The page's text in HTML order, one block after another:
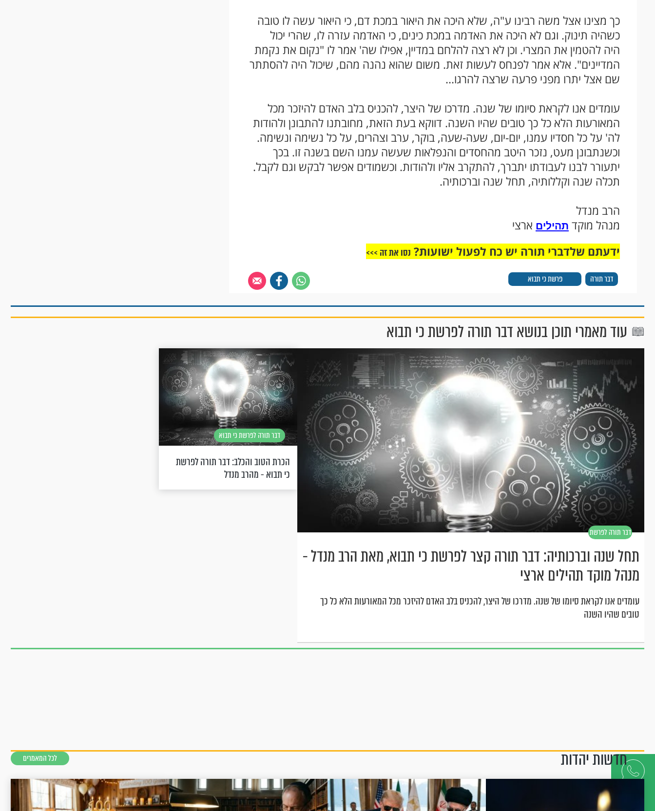
כך מצינו אצל משה רבינו ע"ה, שלא היכה את היאור במכת דם, כי היאור עשה לו טובה
כשהיה תינוק. וגם לא היכה את האדמה במכת כינים, כי האדמה עזרה לו, שהרי יכול
היה להטמין את המצרי. וכן לא רצה להלחם במדיין, אפילו שה' אמר לו "נקום את נקמת
המדיינים". אלא אמר לפנחס לעשות זאת. משום שהוא נהנה מהם, שיכול היה להסתתר
שם אצל יתרו מפני פרעה שרצה להרגו...
עומדים אנו לקראת סיומו של שנה. מדרכו של היצר, להכניס בלב האדם להיזכר מכל
המאורעות הלא כל כך טובים שהיו השנה. דווקא בעת הזאת, מחובתנו להתבונן ולהודות
לה' על כל חסדיו עמנו, יום-יום, שעה-שעה, בוקר, ערב וצהרים, על כל נשימה ונשימה.
וכשנתבונן מעט, נזכר היטב מהחסדים והנפלאות שעשה עמנו השם בשנה זו. בכך
יתעורר לבנו לעבודתו יתברך, להתקרב אליו ולהודות. וכשמודים אפשר לבקש וגם לקבל.
תכלה שנה וקללותיה, תחל שנה וברכותיה.
הרב מנדל
מנהל מוקד תהילים ארצי
דבר תורה פרשת כי תבוא
ידעתם שלדברי תורה יש כח לפעול ישועות? נסו את זה >>>
עוד מאמרי תוכן בנושא דבר תורה לפרשת כי תבוא
דבר תורה לפרשת
תחל שנה וברכותיה: דבר תורה קצר לפרשת כי תבוא, מאת הרב מנדל -
מנהל מוקד תהילים ארצי
עומדים אנו לקראת סיומו של שנה. מדרכו של היצר, להכניס בלב האדם להיזכר מכל המאורעות הלא כל כך
טובים שהיו השנה
דבר תורה לפרשת כי תבוא
הכרת הטוב והכלב: דבר תורה לפרשת
כי תבוא - מהרב מנדל
חדשות יהדות לכל המאמרים